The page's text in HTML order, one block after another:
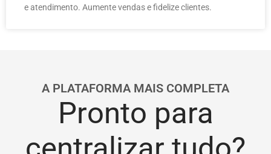
e atendimento. Aumente vendas e fidelize clientes.
A PLATAFORMA MAIS COMPLETA
Pronto para